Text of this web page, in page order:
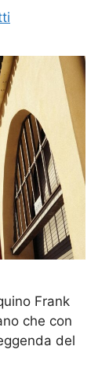
Frank
che con
del